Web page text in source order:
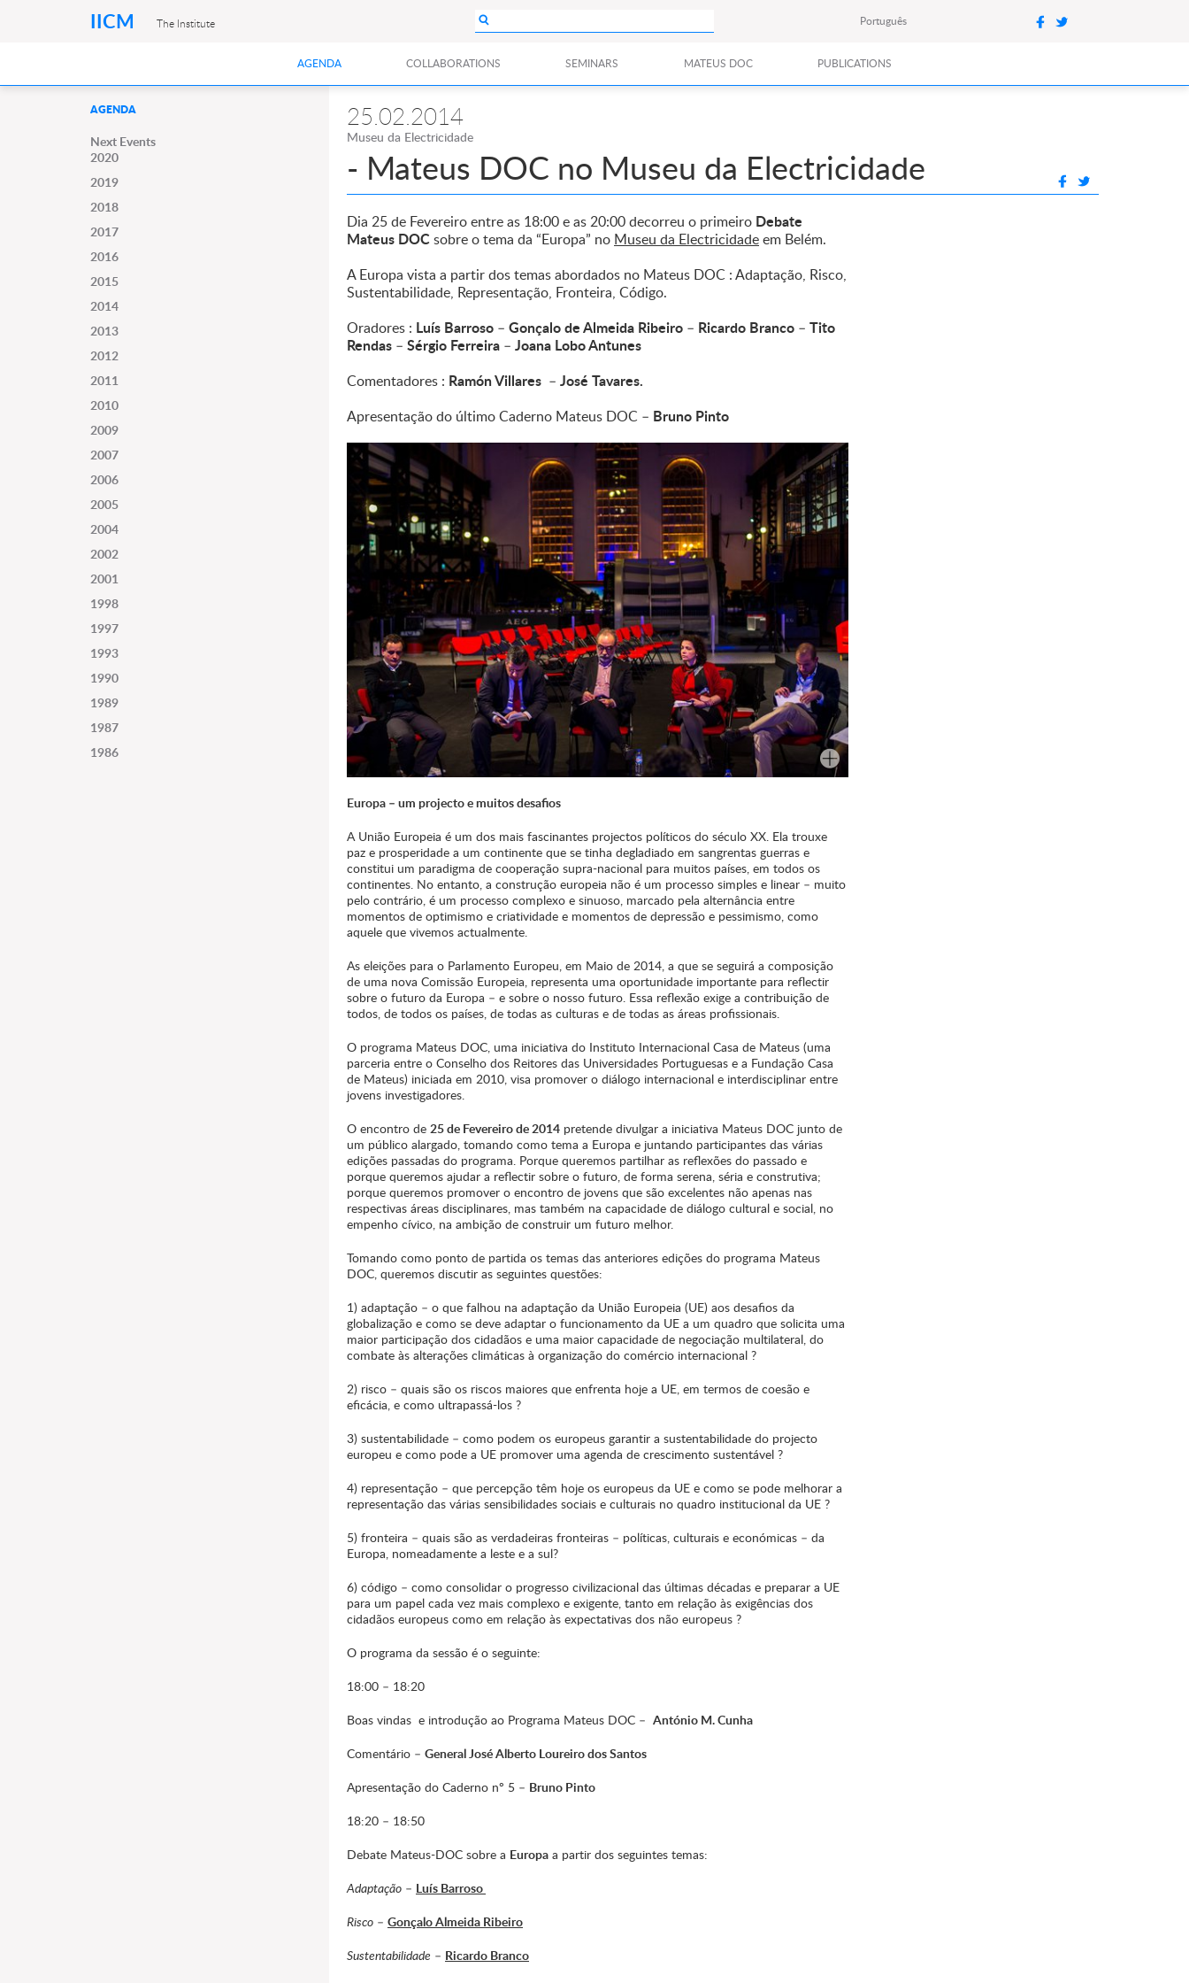
IICM The Institute Português
AGENDA COLLABORATIONS SEMINARS MATEUS DOC PUBLICATIONS
25.02.2014
Museu da Electricidade
- Mateus DOC no Museu da Electricidade
Dia 25 de Fevereiro entre as 18:00 e as 20:00 decorreu o primeiro Debate
Mateus DOC sobre o tema da “Europa” no Museu da Electricidadeem Belém.
A Europa vista a partir dos temas abordados no Mateus DOC : Adaptação, Risco,
Sustentabilidade, Representação, Fronteira, Código.
Oradores : Luís Barroso – Gonçalo de Almeida Ribeiro – Ricardo Branco – Tito
Rendas – Sérgio Ferreira – Joana Lobo Antunes
Comentadores : Ramón Villares – José Tavares.
Apresentação do último Caderno Mateus DOC – Bruno Pinto
Europa – um projecto e muitos desafios
A União Europeia é um dos mais fascinantes projectos políticos do século XX. Ela trouxe
paz e prosperidade a um continente que se tinha degladiado em sangrentas guerras e
constitui um paradigma de cooperação supra-nacional para muitos países, em todos os
continentes. No entanto, a construção europeia não é um processo simples e linear – muito
pelo contrário, é um processo complexo e sinuoso, marcado pela alternância entre
momentos de optimismo e criatividade e momentos de depressão e pessimismo, como
aquele que vivemos actualmente.
As eleições para o Parlamento Europeu, em Maio de 2014, a que se seguirá a composição
de uma nova Comissão Europeia, representa uma oportunidade importante para reflectir
sobre o futuro da Europa – e sobre o nosso futuro. Essa reflexão exige a contribuição de
todos, de todos os países, de todas as culturas e de todas as áreas profissionais.
O programa Mateus DOC, uma iniciativa do Instituto Internacional Casa de Mateus (uma
parceria entre o Conselho dos Reitores das Universidades Portuguesas e a Fundação Casa
de Mateus) iniciada em 2010, visa promover o diálogo internacional e interdisciplinar entre
jovens investigadores.
O encontro de 25 de Fevereiro de 2014 pretende divulgar a iniciativa Mateus DOC junto de
um público alargado, tomando como tema a Europa e juntando participantes das várias
edições passadas do programa. Porque queremos partilhar as reflexões do passado e
porque queremos ajudar a reflectir sobre o futuro, de forma serena, séria e construtiva;
porque queremos promover o encontro de jovens que são excelentes não apenas nas
respectivas áreas disciplinares, mas também na capacidade de diálogo cultural e social, no
empenho cívico, na ambição de construir um futuro melhor.
Tomando como ponto de partida os temas das anteriores edições do programa Mateus
DOC, queremos discutir as seguintes questões:
1) adaptação – o que falhou na adaptação da União Europeia (UE) aos desafios da
globalização e como se deve adaptar o funcionamento da UE a um quadro que solicita uma
maior participação dos cidadãos e uma maior capacidade de negociação multilateral, do
combate às alterações climáticas à organização do comércio internacional ?
2) risco – quais são os riscos maiores que enfrenta hoje a UE, em termos de coesão e
eficácia, e como ultrapassá-los ?
3) sustentabilidade – como podem os europeus garantir a sustentabilidade do projecto
europeu e como pode a UE promover uma agenda de crescimento sustentável ?
4) representação – que percepção têm hoje os europeus da UE e como se pode melhorar a
representação das várias sensibilidades sociais e culturais no quadro institucional da UE ?
5) fronteira – quais são as verdadeiras fronteiras – políticas, culturais e económicas – da
Europa, nomeadamente a leste e a sul?
6) código – como consolidar o progresso civilizacional das últimas décadas e preparar a UE
para um papel cada vez mais complexo e exigente, tanto em relação às exigências dos
cidadãos europeus como em relação às expectativas dos não europeus ?
O programa da sessão é o seguinte:
18:00 – 18:20
Boas vindas e introdução ao Programa Mateus DOC – António M. Cunha
Comentário – General José Alberto Loureiro dos Santos
Apresentação do Caderno nº 5 – Bruno Pinto
18:20 – 18:50
Debate Mateus-DOC sobre a Europa a partir dos seguintes temas:
Adaptação – Luís Barroso
Risco – Gonçalo Almeida Ribeiro
Sustentabilidade – Ricardo Branco
AGENDA
Next Events
2020
2019
2018
2017
2016
2015
2014
2013
2012
2011
2010
2009
2007
2006
2005
2004
2002
2001
1998
1997
1993
1990
1989
1987
1986